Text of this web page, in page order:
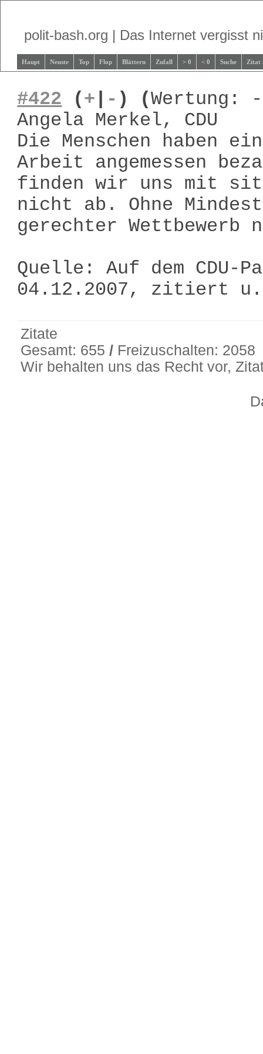
polit-bash.org | Das Internet vergisst
Haupt Neuste Top Flop Blättern Zufall > 0 < 0 Suche Zitat
#422 (+ - ) (Wertung: -
Angela Merkel, CDU
Die Menschen haben
Arbeit angemessen
finden wir uns mit
nicht ab. Ohne
gerechter
Quelle: Auf dem CDU-
04.12.2007, zitiert
Zitate
Gesamt: 655/ Freizuschalten: 2058
Wir behalten uns das Recht vor,